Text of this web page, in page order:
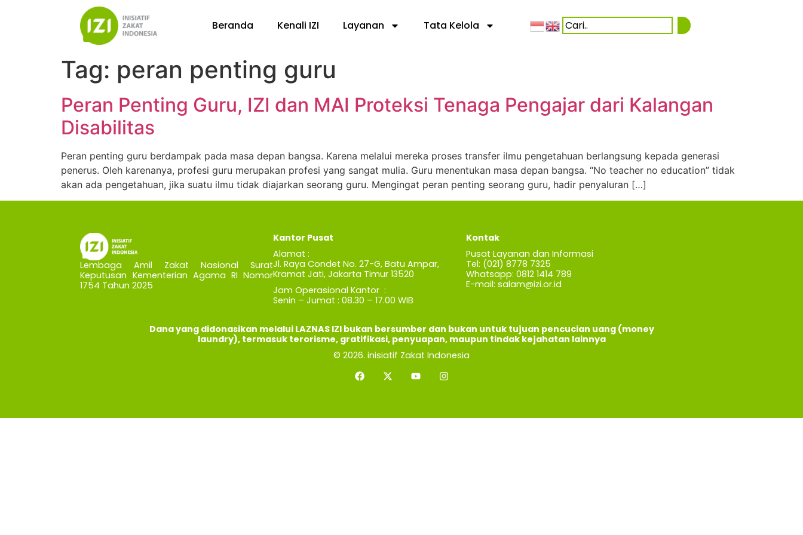
Beranda Kenali IZI Layanan Tata Kelola
Tag: peran penting guru
Peran Penting Guru, IZI dan MAI Proteksi Tenaga Pengajar dari Kalangan
Disabilitas
Peran penting guru berdampak pada masa depan bangsa. Karena melalui mereka proses transfer ilmu pengetahuan berlangsung kepada generasi
penerus. Oleh karenanya, profesi guru merupakan profesi yang sangat mulia. Guru menentukan masa depan bangsa. “No teacher no education” tidak
akan ada pengetahuan, jika suatu ilmu tidak diajarkan seorang guru. Mengingat peran penting seorang guru, hadir penyaluran […]
Lembaga Amil Zakat Nasional Surat
Keputusan Kementerian Agama RI Nomor
1754 Tahun 2025
Kantor Pusat
Alamat :
Jl. Raya Condet No. 27-G, Batu Ampar,
Kramat Jati, Jakarta Timur 13520
Jam Operasional Kantor :
Senin – Jumat : 08.30 – 17.00 WIB
Kontak
Pusat Layanan dan Informasi
Tel: (021) 8778 7325
Whatsapp: 0812 1414 789
E-mail: salam@izi.or.id
Dana yang didonasikan melalui LAZNAS IZI bukan bersumber dan bukan untuk tujuan pencucian uang (money
laundry), termasuk terorisme, gratifikasi, penyuapan, maupun tindak kejahatan lainnya
© 2026. inisiatif Zakat Indonesia